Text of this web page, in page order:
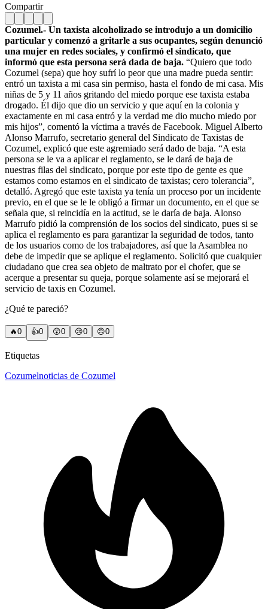
Compartir
Cozumel.- Un taxista alcoholizado se introdujo a un domicilio
particular y comenzó a gritarle a sus ocupantes, según denunció
una mujer en redes sociales, y confirmó el sindicato, que
informó que esta persona será dada de baja. “Quiero que todo
Cozumel (sepa) que hoy sufrí lo peor que una madre pueda sentir:
entró un taxista a mi casa sin permiso, hasta el fondo de mi casa. Mis
niñas de 5 y 11 años gritando del miedo porque ese taxista estaba
drogado. Él dijo que dio un servicio y que aquí en la colonia y
exactamente en mi casa entró y la verdad me dio mucho miedo por
mis hijos”, comentó la víctima a través de Facebook. Miguel Alberto
Alonso Marrufo, secretario general del Sindicato de Taxistas de
Cozumel, explicó que este agremiado será dado de baja. “A esta
persona se le va a aplicar el reglamento, se le dará de baja de
nuestras filas del sindicato, porque por este tipo de gente es que
estamos como estamos en el sindicato de taxistas; cero tolerancia”,
detalló. Agregó que este taxista ya tenía un proceso por un incidente
previo, en el que se le le obligó a firmar un documento, en el que se
señala que, si reincidía en la actitud, se le daría de baja. Alonso
Marrufo pidió la comprensión de los socios del sindicato, pues si se
aplica el reglamento es para garantizar la seguridad de todos, tanto
de los usuarios como de los trabajadores, así que la Asamblea no
debe de impedir que se aplique el reglamento. Solicitó que cualquier
ciudadano que crea sea objeto de maltrato por el chofer, que se
acerque a presentar su queja, porque solamente así se mejorará el
servicio de taxis en Cozumel.
¿Qué te pareció?
🔥0 👍0 😲0 😢0 😠0
Etiquetas
Cozumelnoticias de Cozumel